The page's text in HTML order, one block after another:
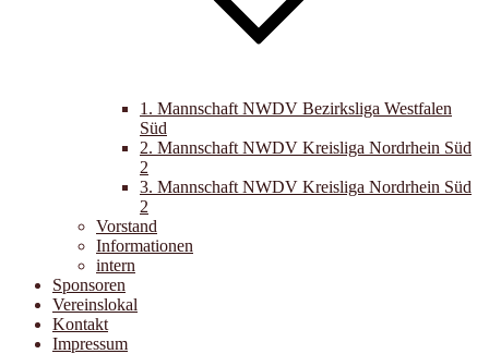
1. Mannschaft NWDV Bezirksliga Westfalen
Süd
2. Mannschaft NWDV Kreisliga Nordrhein Süd
2
3. Mannschaft NWDV Kreisliga Nordrhein Süd
2
Vorstand
Informationen
intern
Sponsoren
Vereinslokal
Kontakt
Impressum